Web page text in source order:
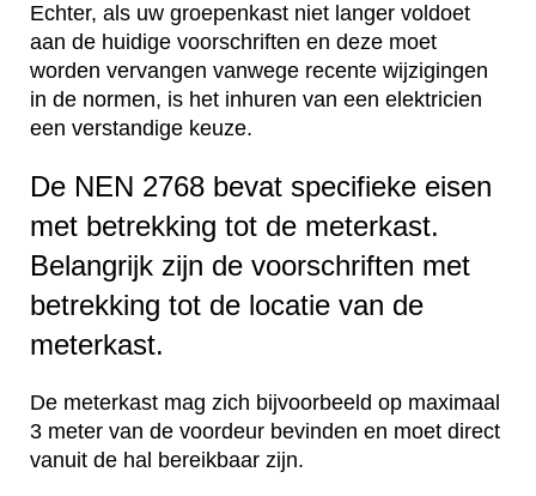
Echter, als uw groepenkast niet langer voldoet
aan de huidige voorschriften en deze moet
worden vervangen vanwege recente wijzigingen
in de normen, is het inhuren van een elektricien
een verstandige keuze.
De NEN 2768 bevat specifieke eisen
met betrekking tot de meterkast.
Belangrijk zijn de voorschriften met
betrekking tot de locatie van de
meterkast.
De meterkast mag zich bijvoorbeeld op maximaal
3 meter van de voordeur bevinden en moet direct
vanuit de hal bereikbaar zijn.